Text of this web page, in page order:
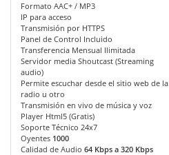
Formato AAC+ / MP3
IP para acceso
Transmisión por HTTPS
Panel de Control Incluido
Transferencia Mensual Ilimitada
Servidor media Shoutcast (Streaming
audio)
Permite escuchar desde el sitio web de la
radio u otro
Transmisión en vivo de música y voz
Player Html5 (Gratis)
Soporte Técnico 24x7
Oyentes 1000
Calidad de Audio 64 Kbps a 320 Kbps